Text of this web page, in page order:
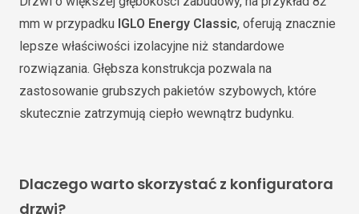
mm w przypadku IGLO Energy Classic, oferują znacznie
lepsze właściwości izolacyjne niż standardowe
rozwiązania. Głębsza konstrukcja pozwala na
zastosowanie grubszych pakietów szybowych, które
skutecznie zatrzymują ciepło wewnątrz budynku.
Dlaczego warto skorzystać z konfiguratora
drzwi?